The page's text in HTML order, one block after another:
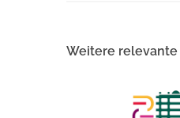
Weitere relevante